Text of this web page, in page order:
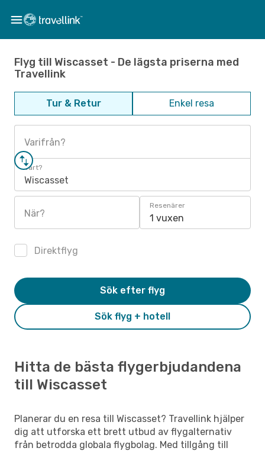
Flyg till Wiscasset - De lägsta priserna med
Travellink
Tur & Retur Enkel resa
Varifrån?
Vart?
Wiscasset
När?
Resenärer
1 vuxen
Direktflyg
Sök flyg + hotell
Sök efter flyg
Hitta de bästa flygerbjudandena
till Wiscasset
Planerar du en resa till Wiscasset? Travellink hjälper
dig att utforska ett brett utbud av flygalternativ
från betrodda globala flygbolag. Med tillgång till